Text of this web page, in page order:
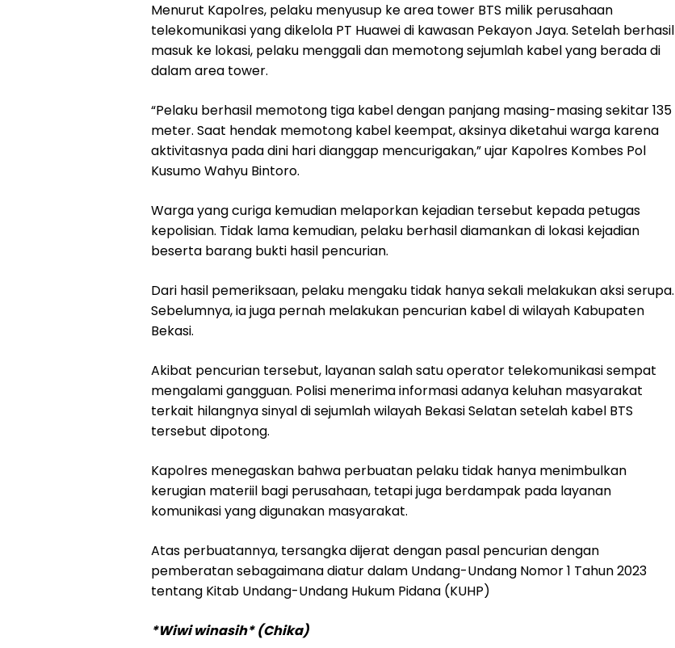
Menurut Kapolres, pelaku menyusup ke area tower BTS milik perusahaan
telekomunikasi yang dikelola PT Huawei di kawasan Pekayon Jaya. Setelah berhasil
masuk ke lokasi, pelaku menggali dan memotong sejumlah kabel yang berada di
dalam area tower.
“Pelaku berhasil memotong tiga kabel dengan panjang masing-masing sekitar 135
meter. Saat hendak memotong kabel keempat, aksinya diketahui warga karena
aktivitasnya pada dini hari dianggap mencurigakan,” ujar Kapolres Kombes Pol
Kusumo Wahyu Bintoro.
Warga yang curiga kemudian melaporkan kejadian tersebut kepada petugas
kepolisian. Tidak lama kemudian, pelaku berhasil diamankan di lokasi kejadian
beserta barang bukti hasil pencurian.
Dari hasil pemeriksaan, pelaku mengaku tidak hanya sekali melakukan aksi serupa.
Sebelumnya, ia juga pernah melakukan pencurian kabel di wilayah Kabupaten
Bekasi.
Akibat pencurian tersebut, layanan salah satu operator telekomunikasi sempat
mengalami gangguan. Polisi menerima informasi adanya keluhan masyarakat
terkait hilangnya sinyal di sejumlah wilayah Bekasi Selatan setelah kabel BTS
tersebut dipotong.
Kapolres menegaskan bahwa perbuatan pelaku tidak hanya menimbulkan
kerugian materiil bagi perusahaan, tetapi juga berdampak pada layanan
komunikasi yang digunakan masyarakat.
Atas perbuatannya, tersangka dijerat dengan pasal pencurian dengan
pemberatan sebagaimana diatur dalam Undang-Undang Nomor 1 Tahun 2023
tentang Kitab Undang-Undang Hukum Pidana (KUHP)
*Wiwi winasih* (Chika)